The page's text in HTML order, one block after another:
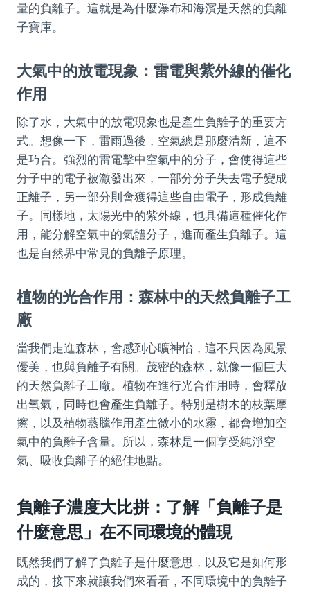
量的負離子。這就是為什麼瀑布和海濱是天然的負離
子寶庫。
大氣中的放電現象：雷電與紫外線的催化
作用
除了水，大氣中的放電現象也是產生負離子的重要方
式。想像一下，雷雨過後，空氣總是那麼清新，這不
是巧合。強烈的雷電擊中空氣中的分子，會使得這些
分子中的電子被激發出來，一部分分子失去電子變成
正離子，另一部分則會獲得這些自由電子，形成負離
子。同樣地，太陽光中的紫外線，也具備這種催化作
用，能分解空氣中的氣體分子，進而產生負離子。這
也是自然界中常見的負離子原理。
植物的光合作用：森林中的天然負離子工
廠
當我們走進森林，會感到心曠神怡，這不只因為風景
優美，也與負離子有關。茂密的森林，就像一個巨大
的天然負離子工廠。植物在進行光合作用時，會釋放
出氧氣，同時也會產生負離子。特別是樹木的枝葉摩
擦，以及植物蒸騰作用產生微小的水霧，都會增加空
氣中的負離子含量。所以，森林是一個享受純淨空
氣、吸收負離子的絕佳地點。
負離子濃度大比拼：了解「負離子是
什麼意思」在不同環境的體現
既然我們了解了負離子是什麼意思，以及它是如何形
成的，接下來就讓我們來看看，不同環境中的負離子